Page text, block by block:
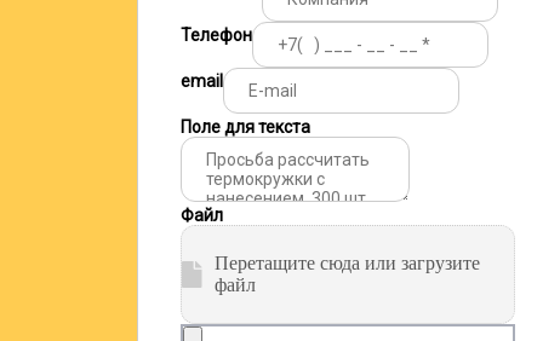
Телефон
email
Поле для текста
Файл
Перетащите сюда или загрузите
файл